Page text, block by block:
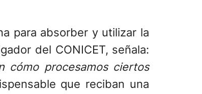
para absorber y utilizar la
del CONICET, señala:
cómo procesamos ciertos
que reciban una